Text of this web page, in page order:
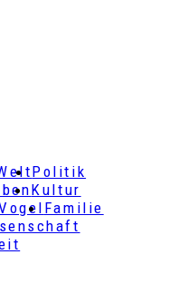
Politik
Kultur
Familie